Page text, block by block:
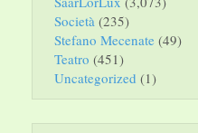
Società (235)
Stefano Mecenate (49)
Teatro (451)
Uncategorized (1)